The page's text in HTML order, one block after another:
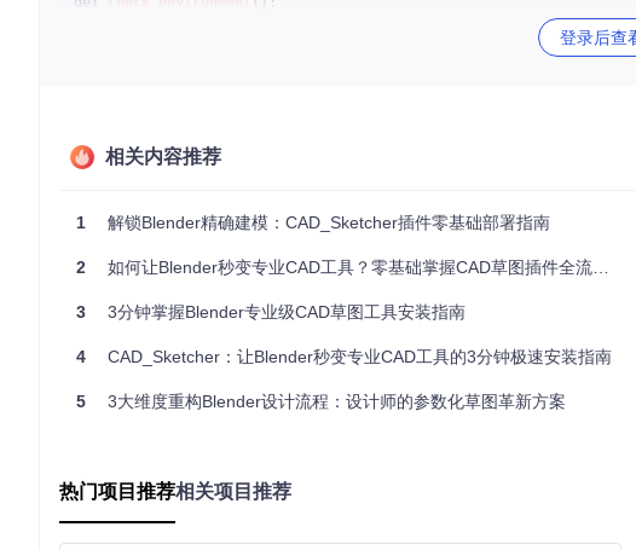
return "错误：Python版本不兼容"
if system_architecture not in ["x86_64", "arm64"]:
部署方案：三种现代安装路径对比
图形化安装是最简便的方式，特别适合初次接触Blender插件的用户。首先
选择下载的CAD_Sketcher ZIP文件，最后启用扩展即可完成安装。
登录后查
相关内容推荐
1 解锁Blender精确建模：CAD_Sketcher插件零基础部署指南
2 如何让Blender秒变专业CAD工具？零基础掌握CAD草图插件全流程安装指南
3 3分钟掌握Blender专业级CAD草图工具安装指南
4 CAD_Sketcher：让Blender秒变专业CAD工具的3分钟极速安装指南
5 3大维度重构Blender设计流程：设计师的参数化草图革新方案
热门项目推荐相关项目推荐